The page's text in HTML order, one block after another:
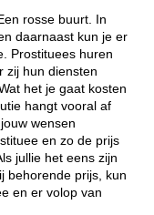
rosse buurt. In
daarnaast kun je er
Prostituees huren
zij hun diensten
het je gaat kosten
hangt vooral af
wensen
en zo de prijs
jullie het eens zijn
behorende prijs, kun
en er volop van